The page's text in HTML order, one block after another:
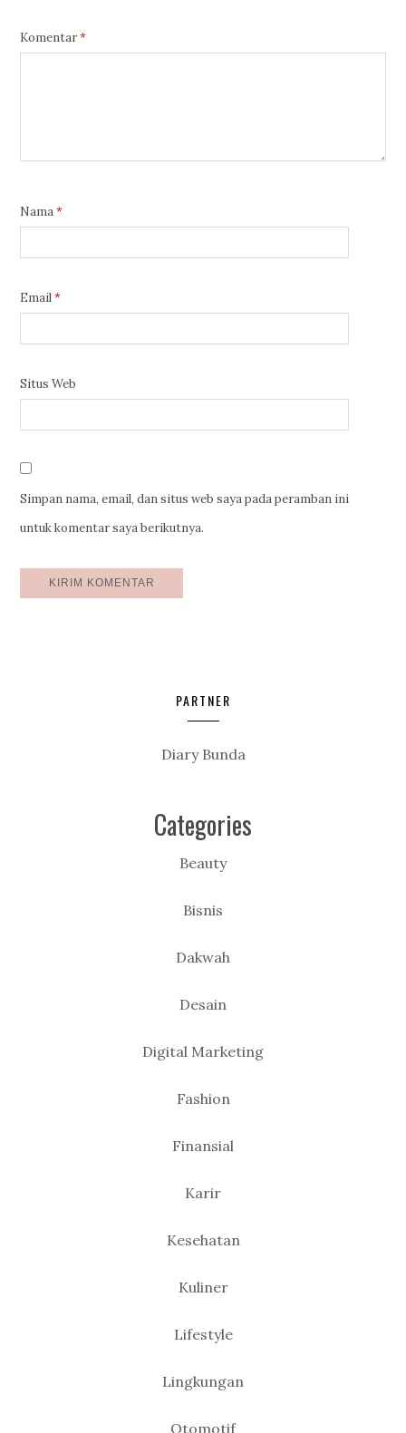
Komentar*
Nama*
Email*
Situs Web
Simpan nama, email, dan situs web saya pada peramban ini
untuk komentar saya berikutnya.
PARTNER
Diary Bunda
Categories
Beauty
Bisnis
Dakwah
Desain
Digital Marketing
Fashion
Finansial
Karir
Kesehatan
Kuliner
Lifestyle
Lingkungan
Otomotif